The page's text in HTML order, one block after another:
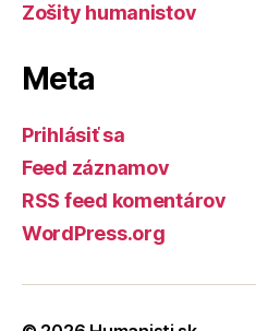
Zošity humanistov
Meta
Prihlásiť sa
Feed záznamov
RSS feed komentárov
WordPress.org